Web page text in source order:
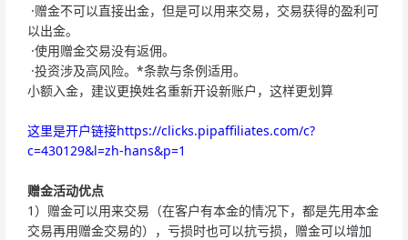
·赠金不可以直接出金，但是可以用来交易，交易获得的盈利可
以出金。
·使用赠金交易没有返佣。
·投资涉及高风险。*条款与条例适用。
小额入金，建议更换姓名重新开设新账户，这样更划算
这里是开户链接https://clicks.pipaffiliates.com/c?
c=430129&l=zh-hans&p=1
赠金活动优点
1）赠金可以用来交易（在客户有本金的情况下，都是先用本金
交易再用赠金交易的），亏损时也可以抗亏损，赠金可以增加